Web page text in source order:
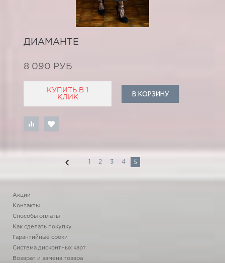
ДИАМАНТЕ
8 090 РУБ
КУПИТЬ В 1
КЛИК
В КОРЗИНУ
1 2 3 4 5
Акции
Контакты
Способы оплаты
Как сделать покупку
Гарантийные сроки
Система дисконтных карт
Возврат и замена товара